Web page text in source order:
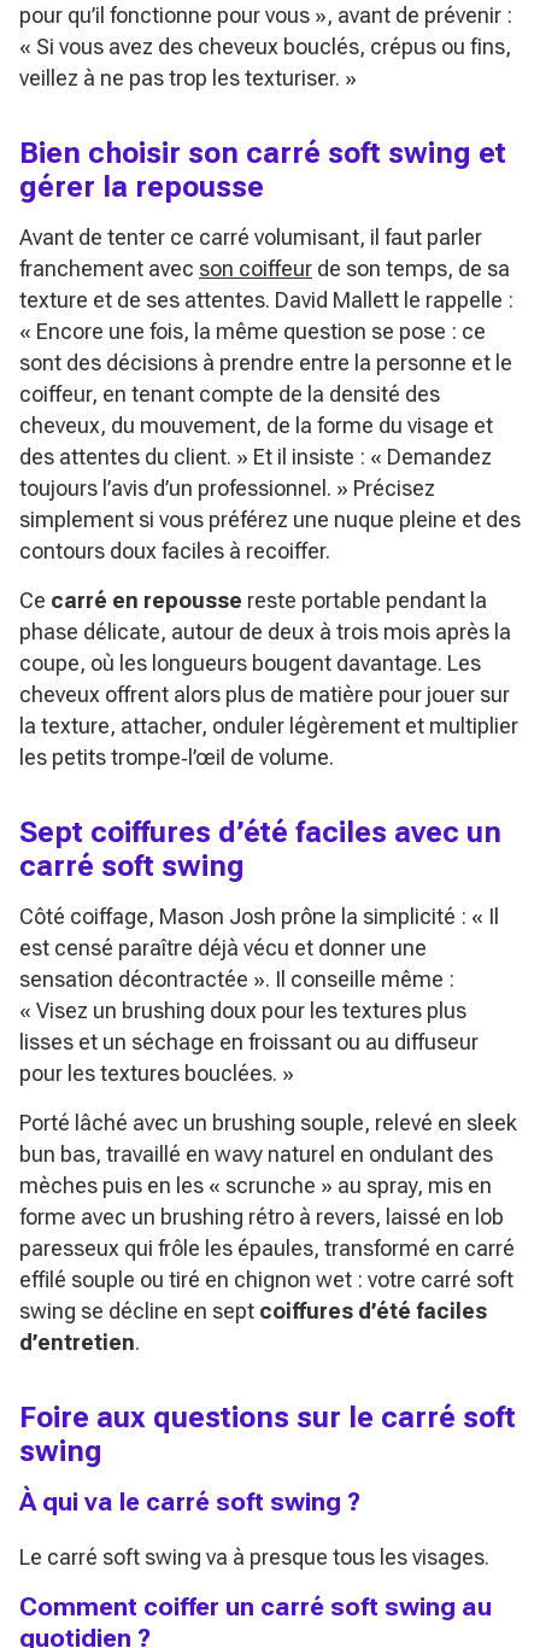
pour qu’il fonctionne pour vous », avant de prévenir :
« Si vous avez des cheveux bouclés, crépus ou fins,
veillez à ne pas trop les texturiser. »
Bien choisir son carré soft swing et
gérer la repousse
Avant de tenter ce carré volumisant, il faut parler
franchement avec son coiffeur de son temps, de sa
texture et de ses attentes. David Mallett le rappelle :
« Encore une fois, la même question se pose : ce
sont des décisions à prendre entre la personne et le
coiffeur, en tenant compte de la densité des
cheveux, du mouvement, de la forme du visage et
des attentes du client. » Et il insiste : « Demandez
toujours l’avis d’un professionnel. » Précisez
simplement si vous préférez une nuque pleine et des
contours doux faciles à recoiffer.
Ce carré en repousse reste portable pendant la
phase délicate, autour de deux à trois mois après la
coupe, où les longueurs bougent davantage. Les
cheveux offrent alors plus de matière pour jouer sur
la texture, attacher, onduler légèrement et multiplier
les petits trompe‑l’œil de volume.
Sept coiffures d’été faciles avec un
carré soft swing
Côté coiffage, Mason Josh prône la simplicité : « Il
est censé paraître déjà vécu et donner une
sensation décontractée ». Il conseille même :
« Visez un brushing doux pour les textures plus
lisses et un séchage en froissant ou au diffuseur
pour les textures bouclées. »
Porté lâché avec un brushing souple, relevé en sleek
bun bas, travaillé en wavy naturel en ondulant des
mèches puis en les « scrunche » au spray, mis en
forme avec un brushing rétro à revers, laissé en lob
paresseux qui frôle les épaules, transformé en carré
effilé souple ou tiré en chignon wet : votre carré soft
swing se décline en sept coiffures d’été faciles
d’entretien.
Foire aux questions sur le carré soft
swing
À qui va le carré soft swing ?
Le carré soft swing va à presque tous les visages.
Comment coiffer un carré soft swing au
quotidien ?